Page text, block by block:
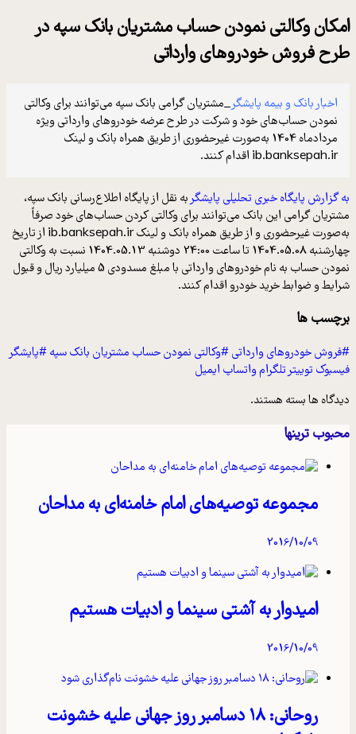
امکان وکالتی نمودن حساب مشتریان بانک سپه در
طرح فروش خودروهای وارداتی
اخبار بانک و بیمه پایشگر_مشتریان گرامی بانک سپه می‌توانند برای وکالتی
نمودن حساب‌های خود و شرکت در طرح عرضه خودروهای وارداتی ویژه
مردادماه 1404 به‌صورت غیرحضوری از طریق همراه بانک و لینک
ib.banksepah.ir اقدام کنند.
به گزارش پایگاه خبری تحلیلی پایشگربه نقل از پایگاه اطلاع‌رسانی بانک سپه،
مشتریان گرامی این بانک می‌توانند برای وکالتی کردن حساب‌های خود صرفاً
به‌صورت غیر‌حضوری و از طریق همراه بانک و لینک ib.banksepah.ir از تاریخ
چهارشنبه 1404.05.08 تا ساعت 24:00 دوشنبه 1404.05.13 نسبت به وکالتی
نمودن حساب به نام خودروهای وارداتی با مبلغ مسدودی 5 میلیارد ریال و قبول
شرایط و ضوابط خرید خودرو اقدام کنند.
برچسب ها
#فروش خودرو‌‌های وارداتی#وکالتی نمودن حساب مشتریان بانک سپه#پایشگر
فیسبوک توییترتلگرامواتساپ ایمیل
دیدگاه ها بسته هستند.
محبوب ترینها
مجموعه توصیه‌های امام خامنه‌ای به مداحان
2016/10/09
امیدوار به آشتی سینما و ادبیات هستیم
2016/10/09
روحانی: ۱۸ دسامبر روز جهانی علیه خشونت